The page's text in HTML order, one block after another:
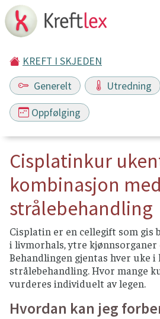
KREFT I SKJEDEN
Generelt
Utredning
Oppfølging
Cisplatinkur
kombinasjon med
strålebehandling
Cisplatin er en cellegift som gis
i livmorhals, ytre kjønnsorganer
Behandlingen gjentas hver uke i
strålebehandling. Hvor mange
vurderes individuelt av legen.
Hvordan kan jeg